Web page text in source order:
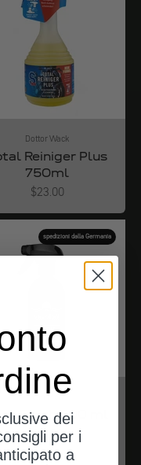
Dottor Wack
Reiniger Plus
750ml
Angebot
$23.00
spedizioni dalla Germania
Van Mell
Finish 500 ml
Angebot
$19.00
dei
per i
a